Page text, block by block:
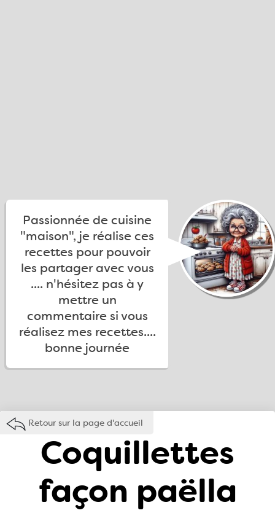
Passionnée de cuisine
"maison", je réalise ces
recettes pour pouvoir
les partager avec vous
.... n'hésitez pas à y
mettre un
commentaire si vous
réalisez mes recettes....
bonne journée
Retour sur la page d'accueil
Coquillettes
façon paëlla